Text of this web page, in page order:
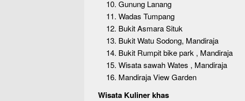
Gunung Lanang
Wadas Tumpang
Bukit Asmara Situk
Bukit Watu Sodong, Mandiraja
Bukit Rumpit bike park , Mandiraja
Wisata sawah Wates , Mandiraja
Mandiraja View Garden
Wisata Kuliner khas